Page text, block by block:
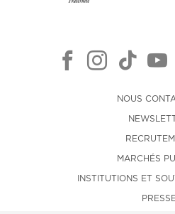
NOUS
MARCHÉS
INSTITUTIONS ET